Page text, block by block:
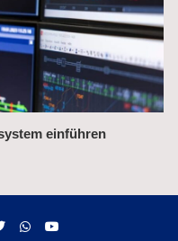
Management